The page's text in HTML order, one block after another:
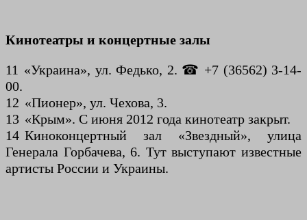
Кинотеатры и концертные залы
11 «Украина», ул. Федько, 2. ☎ +7 (36562) 3-14-
00.
12 «Пионер», ул. Чехова, 3.
13 «Крым». C июня 2012 года кинотеатр закрыт.
14 Киноконцертный зал «Звездный», улица
Генерала Горбачева, 6. Тут выступают известные
артисты России и Украины.